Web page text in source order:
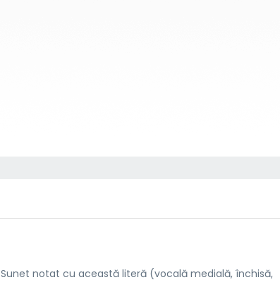
Sunet notat cu această literă (vocală medială, închisă,